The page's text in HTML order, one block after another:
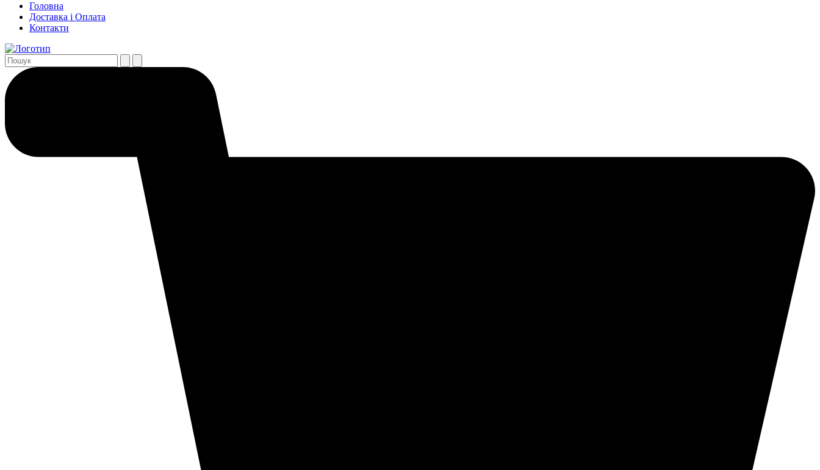
Головна
Доставка і Оплата
Контакти